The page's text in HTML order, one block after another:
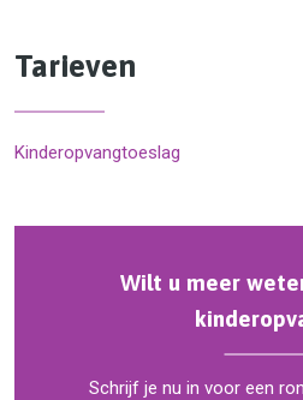
Tarieven
Kinderopvangtoeslag
Wilt u meer
Schrijf je nu in voor een